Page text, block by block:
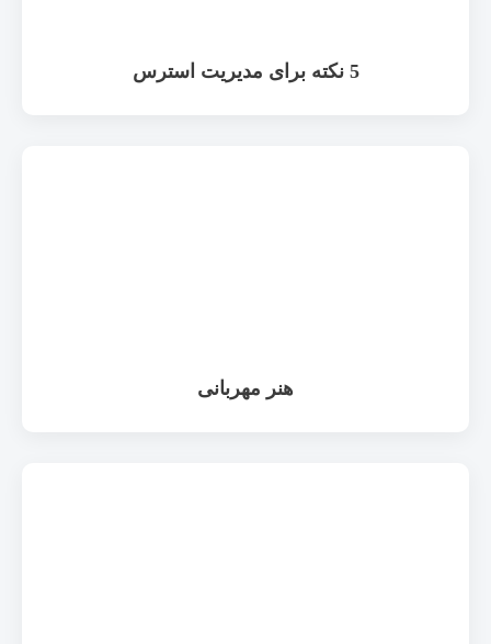
5 نکته برای مدیریت استرس
هنر مهربانی